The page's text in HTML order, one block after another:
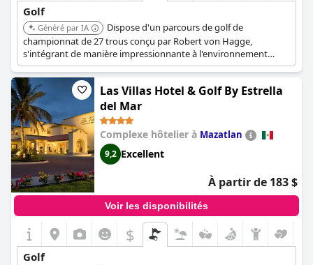
Golf
Généré par IA
Dispose d'un parcours de golf de
championnat de 27 trous conçu par Robert von Hagge,
s'intégrant de manière impressionnante à l'environnement
naturel, offrant des vues sur des zones vertes au milieu de
dunes de sable fin, et a été récompensé comme « Meilleur
complexe de golf du Mexique ». Il dispose également d'une
marina, d'un spa et de plusieurs piscines.
Las Villas Hotel & Golf By Estrella
del Mar
Complexe hôtelier à Mazatlan
9,2 Excellent
À partir de 183 $
Voir les disponibilités
$
Golf